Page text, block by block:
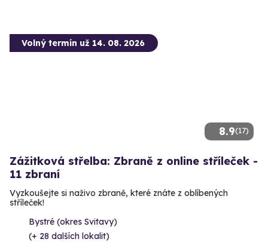
8.9(17)
Volný termín už 14. 08. 2026
Zážitková střelba: Zbraně z online stříleček -
11 zbraní
Vyzkoušejte si naživo zbraně, které znáte z oblíbených
stříleček!
Bystré (okres Svitavy)
(+ 28 dalších lokalit)